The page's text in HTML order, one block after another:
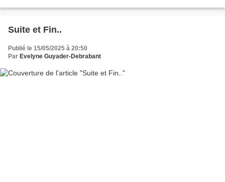
Suite et Fin..
Publié le 15/05/2025 à 20:50
Par Evelyne Guyader-Debrabant